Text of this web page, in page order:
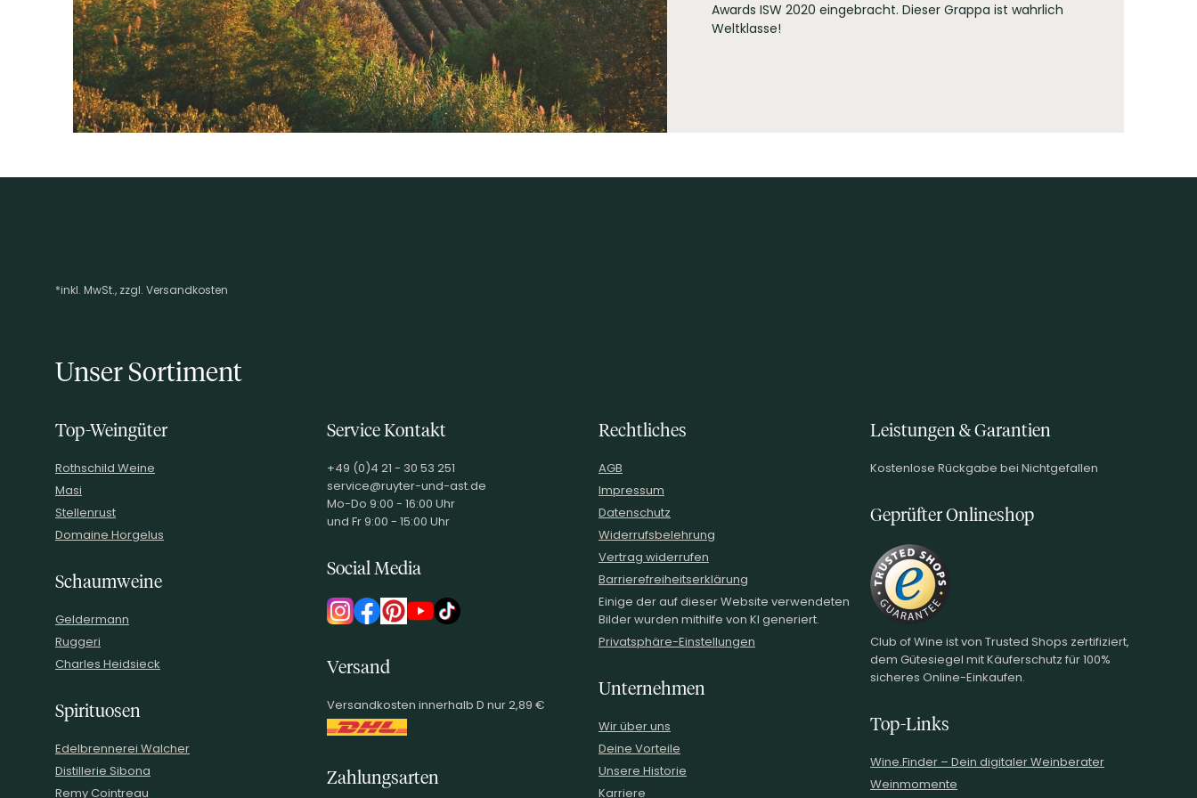
Awards ISW 2020 eingebracht. Dieser Grappa ist wahrlich
Weltklasse!
Footer-Menü
*inkl. MwSt., zzgl. Versandkosten
Unser Sortiment
Top-Weingüter
Rothschild Weine
Masi
Stellenrust
Domaine Horgelus
Schaumweine
Geldermann
Ruggeri
Charles Heidsieck
Spirituosen
Edelbrennerei Walcher
Distillerie Sibona
Remy Cointreau
Service Kontakt
+49 (0)4 21 - 30 53 251
service@ruyter-und-ast.de
Mo-Do 9:00 - 16:00 Uhr
und Fr 9:00 - 15:00 Uhr
Social Media
Versand
Versandkosten innerhalb D nur 2,89 €
Zahlungsarten
Rechtliches
AGB
Impressum
Datenschutz
Widerrufsbelehrung
Vertrag widerrufen
Barrierefreiheitserklärung
Einige der auf dieser Website verwendeten
Bilder wurden mithilfe von KI generiert.
Privatsphäre-Einstellungen
Unternehmen
Wir über uns
Deine Vorteile
Unsere Historie
Karriere
Leistungen & Garantien
Kostenlose Rückgabe bei Nichtgefallen
Geprüfter Onlineshop
Club of Wine ist von Trusted Shops zertifiziert,
dem Gütesiegel mit Käuferschutz für 100%
sicheres Online-Einkaufen.
Top-Links
Wine.Finder – Dein digitaler Weinberater
Weinmomente